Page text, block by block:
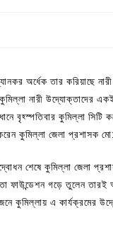
অর্ধেক তার করিয়াছে
কুমিল্লা নারী উদ্যোক্তাদের
বৃহ্স্পতিবার কুমিল্লা সিটি
কুমিল্লা জেলা প্রশাসক
শেষে কুমিল্লা জেলা
ফাউন্ডেশন গড়ে তুলেন
কুমিল্লায় এ কার্যক্রমের